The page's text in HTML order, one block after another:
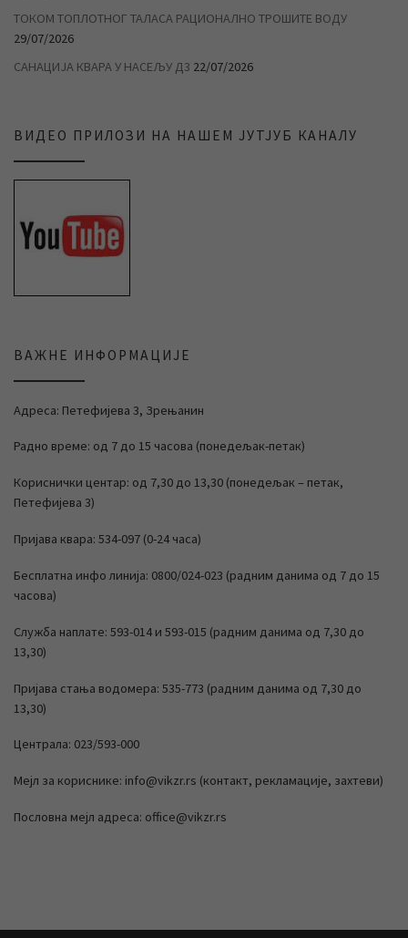
ТОКОМ ТОПЛОТНОГ ТАЛАСА РАЦИОНАЛНО ТРОШИТЕ ВОДУ
29/07/2026
САНАЦИЈА КВАРА У НАСЕЉУ Д3 22/07/2026
ВИДЕО ПРИЛОЗИ НА НАШЕМ ЈУТЈУБ КАНАЛУ
ВАЖНЕ ИНФОРМАЦИЈЕ
Адреса: Петефијева 3, Зрењанин
Радно време: од 7 до 15 часова (понедељак-петак)
Кориснички центар: од 7,30 до 13,30 (понедељак – петак,
Петефијева 3)
Пријава квара: 534-097 (0-24 часа)
Бесплатна инфо линија: 0800/024-023 (радним данима од 7 до 15
часова)
Служба наплате: 593-014 и 593-015 (радним данима од 7,30 до
13,30)
Пријава стања водомера: 535-773 (радним данима од 7,30 до
13,30)
Централа: 023/593-000
Мејл за кориснике: info@vikzr.rs (контакт, рекламације, захтеви)
Пословна мејл адреса: office@vikzr.rs